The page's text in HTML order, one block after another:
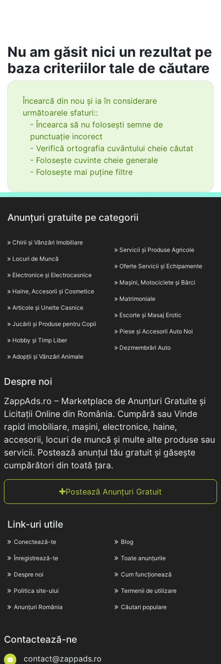
Nu am găsit nici un rezultat pe
baza criteriilor tale de căutare
Încearcă din nou și ia în considerare
următoarele sfaturi::
- Încearca să nu folosești semne de
punctuație incorect
- Verifică ortografia cuvântului cheie căutat
- Folosește cuvinte cheie generale
- Folosește mai puține filtre
Anunțuri gratuite pe categorii
Chirii și Vânzări Imobiliare
Locuri de Muncă
Electronice și Electrocasnice
Haine, Accesorii și Cosmetice
Articole și Unelte Casnice
Jucării și Produse pentru Copii
Hobby și Timp Liber
Adopții și Vânzări Animale
Servicii și Produse Agricole
Oferte Servicii și Echipamente
Mașini, Motociclete și Bărci
Matrimoniale
Escorte și Masaj Erotic
Piese și Accesorii Auto Noi
Dezmembrări Auto
Despre noi
ZappAds.ro – Marketplace de Anunțuri Gratuite și
Licitații Online din România. Cumpără sau Vinde
rapid imobiliare, mașini, electronice, haine,
accesorii, locuri de muncă și multe alte produse sau
servicii. Postează anunțul tău gratuit și găsește
cumpărători din toată țara.
Postează Anunțuri Gratuit
Link-uri utile
Conectează-te
Înregistrează-te
Despre noi
Politica site-ului
Anunțuri România
Blog
Toate anunțurile
Cum funcționează
Termenii de utilizare
Căutari populare
Contactează-ne
contact@zappads.ro